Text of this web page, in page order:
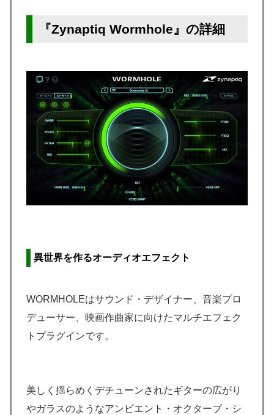
『Zynaptiq Wormhole』の詳細
異世界を作るオーディオエフェクト
WORMHOLEはサウンド・デザイナー、音楽プロ
デューサー、映画作曲家に向けたマルチエフェク
トプラグインです。
美しく揺らめくデチューンされたギターの広がり
やガラスのようなアンビエント・オクターブ・シ